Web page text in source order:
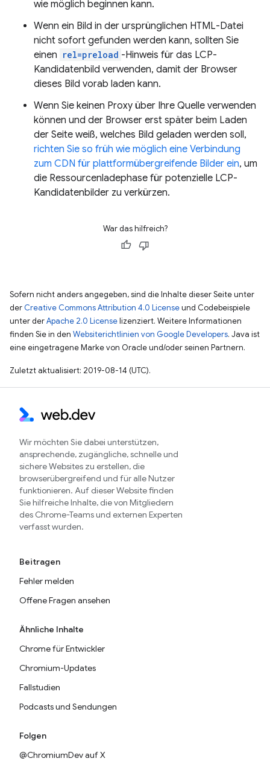
wie möglich beginnen kann.
Wenn ein Bild in der ursprünglichen HTML-Datei
nicht sofort gefunden werden kann, sollten Sie
einen rel=preload -Hinweis für das LCP-
Kandidatenbild verwenden, damit der Browser
dieses Bild vorab laden kann.
Wenn Sie keinen Proxy über Ihre Quelle verwenden
können und der Browser erst später beim Laden
der Seite weiß, welches Bild geladen werden soll,
richten Sie so früh wie möglich eine Verbindung
zum CDN für plattformübergreifende Bilder ein, um
die Ressourcenladephase für potenzielle LCP-
Kandidatenbilder zu verkürzen.
War das hilfreich?
Sofern nicht anders angegeben, sind die Inhalte dieser Seite unter
der Creative Commons Attribution 4.0 Licenseund Codebeispiele
unter derApache 2.0 Licenselizenziert. Weitere Informationen
finden Sie in den Websiterichtlinien von Google Developers. Java ist
eine eingetragene Marke von Oracle und/oder seinen Partnern.
Zuletzt aktualisiert: 2019-08-14 (UTC).
Wir möchten Sie dabei unterstützen,
ansprechende, zugängliche, schnelle und
sichere Websites zu erstellen, die
browserübergreifend und für alle Nutzer
funktionieren. Auf dieser Website finden
Sie hilfreiche Inhalte, die von Mitgliedern
des Chrome-Teams und externen Experten
verfasst wurden.
Beitragen
Fehler melden
Offene Fragen ansehen
Ähnliche Inhalte
Chrome für Entwickler
Chromium-Updates
Fallstudien
Podcasts und Sendungen
Folgen
@ChromiumDev auf X